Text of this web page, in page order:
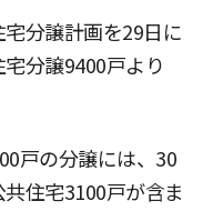
分譲計画を29日に
分譲9400戸より
戸の分譲には、30
住宅3100戸が含ま